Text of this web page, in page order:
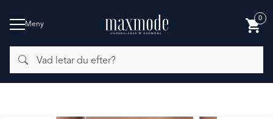
Meny
letar
du
efter?
0
BADMODE